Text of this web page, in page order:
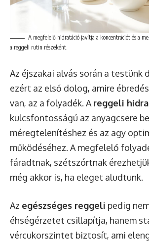
A megfelelő hidratáció javítja a koncentrációt és a
a reggeli rutin részeként.
Az éjszakai alvás során a testünk
ezért az első dolog, amire
van, az a folyadék. A reggeli
kulcsfontosságú az anyagcsere
méregtelenítéshez és az agy
működéséhez. A megfelelő
fáradtnak, szétszórtnak
még akkor is, ha eleget aludtunk.
Az egészséges reggeli pedig
éhségérzetet csillapítja, hanem
vércukorszintet biztosít, ami